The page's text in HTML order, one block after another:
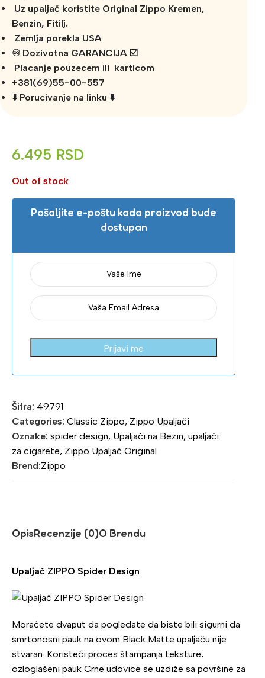
Uz upaljač koristite Original Zippo Kremen,
Benzin, Fitilj.
Zemlja porekla USA
♾️ Dozivotna GARANCIJA ☑️
Placanje pouzecem ili karticom
+381(69)55-00-557
⬇️ Porucivanje na linku ⬇️
6.495 RSD
Out of stock
Pošaljite e-poštu kada proizvod bude
dostupan
Prijavi me
Šifra: 49791
Categories: Classic Zippo, Zippo Upaljači
Oznake: spider design, Upaljači na Bezin, upaljači
za cigarete, Zippo Upaljač Original
Brend:Zippo
OpisRecenzije (0)O Brendu
Upaljač ZIPPO Spider Design
Moraćete dvaput da pogledate da biste bili sigurni da
smrtonosni pauk na ovom Black Matte upaljaču nije
stvaran. Koristeći proces štampanja teksture,
ozloglašeni pauk Crne udovice se uzdiže sa površine za